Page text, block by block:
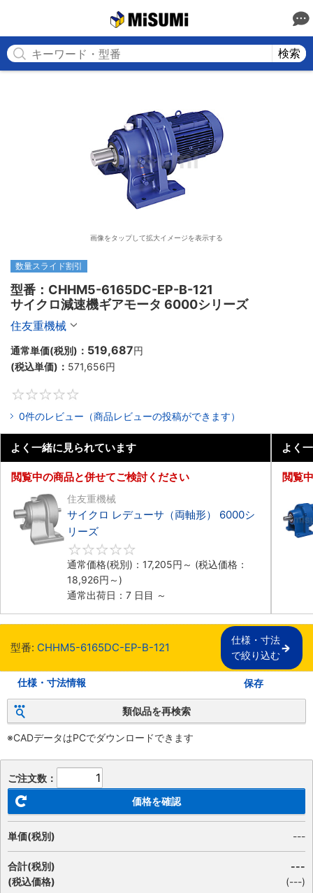
検索
画像をタップして拡大イメージを表示する
数量スライド割引
型番：CHHM5-6165DC-EP-B-121
サイクロ減速機ギアモータ 6000シリーズ
住友重機械
通常単価(税別)： 519,687円
(税込単価)： 571,656円
0件のレビュー（商品レビューの投稿ができます）
よく一緒に見られています
閲覧中の商品と併せてご検討ください
住友重機械
サイクロ レデューサ（両軸形） 6000シ
リーズ
通常価格(税別)： 17,205円 ～ (税込価格：
18,926円 ～)
通常出荷日：7 日目 ～
よく
閲覧
型番: CHHM5-6165DC-EP-B-121
仕様・寸法
で絞り込む
仕様・寸法情報 保存
類似品を再検索
※CADデータはPCでダウンロードできます
ご注文数：
価格を確認
単価(税別) ---
合計(税別)
(税込価格)
---
(---)